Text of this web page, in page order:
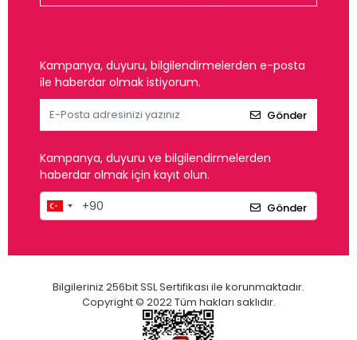
Kampanya, duyuru, bilgilendirmelerden e-posta
ile haberdar olmak istiyorum.
Gönder
Kampanya, duyuru ve bilgilendirmelerden
haberdar olmak için kayıt olun.
Gönder
Bilgileriniz 256bit SSL Sertifikası ile korunmaktadır.
Copyright © 2022 Tüm hakları saklıdır.